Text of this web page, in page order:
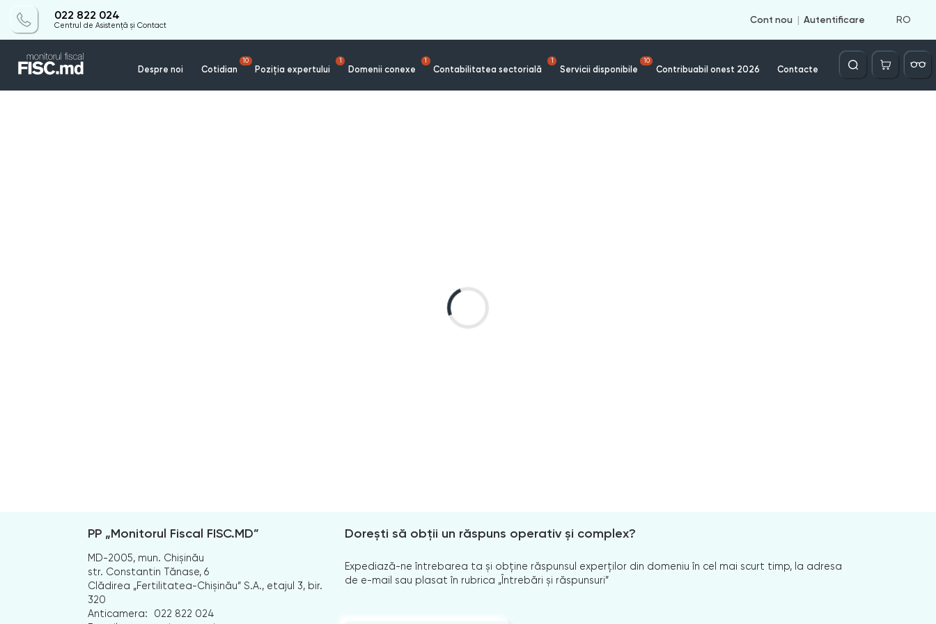
022 822 024
Centrul de Asistență și Contact
Cont nou Autentificare RO
Despre noi Cotidian
10
Poziția expertului
1
Domenii conexe
1
Contabilitatea sectorială
1
Servicii disponibile
10
Contribuabil onest 2026 Contacte
Căutare
PP „Monitorul Fiscal FISC.MD”
MD-2005, mun. Chișinău
str. Constantin Tănase, 6
Clădirea „Fertilitatea-Chișinău” S.A., etajul 3, bir.
320
Anticamera:
022 822 024
Dorești să obții un răspuns operativ și complex?
Expediază-ne întrebarea ta și obține răspunsul experților din domeniu în cel mai scurt timp, la adresa
de e-mail sau plasat în rubrica „Întrebări și răspunsuri”